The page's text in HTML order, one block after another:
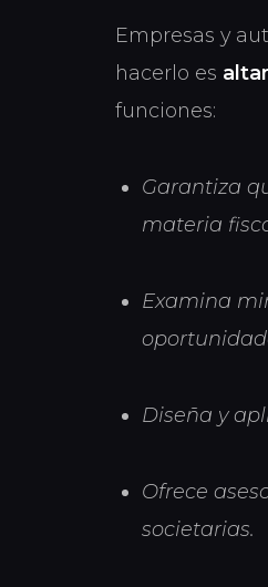
Empresas y
hacerlo es
funciones:
Garantiza
materia
Examina
Diseña y
Ofrece
societarias.